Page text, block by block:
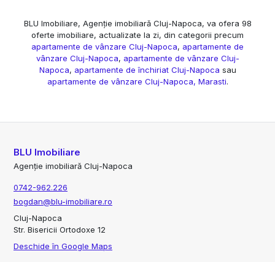
BLU Imobiliare, Agenție imobiliară Cluj-Napoca, va ofera 98
oferte imobiliare, actualizate la zi, din categorii precum
apartamente de vânzare Cluj-Napoca, apartamente de
vânzare Cluj-Napoca, apartamente de vânzare Cluj-
Napoca, apartamente de închiriat Cluj-Napoca sau
apartamente de vânzare Cluj-Napoca, Marasti.
BLU Imobiliare
Agenție imobiliară Cluj-Napoca
0742-962.226
bogdan@blu-imobiliare.ro
Cluj-Napoca
Str. Bisericii Ortodoxe 12
Deschide în Google Maps